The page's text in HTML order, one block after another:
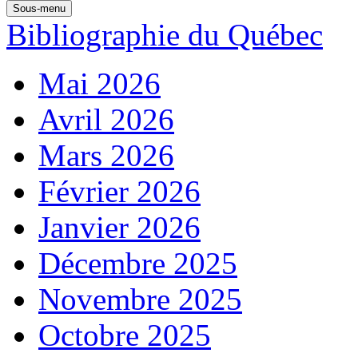
Sous-menu
Bibliographie du Québec
Mai 2026
Avril 2026
Mars 2026
Février 2026
Janvier 2026
Décembre 2025
Novembre 2025
Octobre 2025